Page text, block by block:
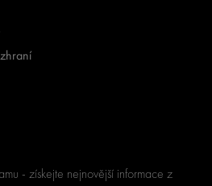
- získejte nejnovější informace z